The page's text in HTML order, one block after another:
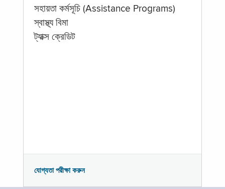
সহায়তা কর্মসূচি (Assistance Programs)
স্বাস্থ্য বিমা
ট্যাক্স ক্রেডিট
যোগ্যতা পরীক্ষা করুন